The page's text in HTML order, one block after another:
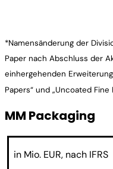
*Namensänderung der
Paper nach Abschluss der
einhergehenden
Papers“ und „Uncoated Fine
MM Packaging
in Mio. EUR, nach IFRS